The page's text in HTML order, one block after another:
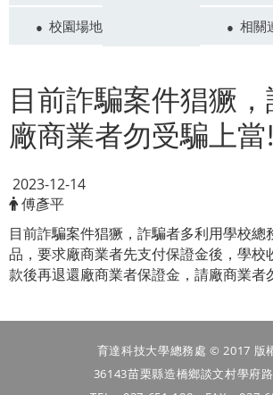
校園場地 相關
目前詐騙案件猖獗 ，
廠商業者勿受騙上當
2023-12-14
傅彥平
目前詐騙案件猖獗 ， 詐騙者多利用學校總
品 ， 要求廠商業者先支付保證金後 ， 學校
款後再退還廠商業者保證金 ， 請廠商業者
育達科技大學總務處 © 2017 版
36143苗栗縣造橋鄉談文村學府